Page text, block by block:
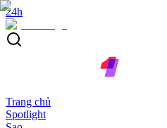
24h
Trang chủ
Spotlight